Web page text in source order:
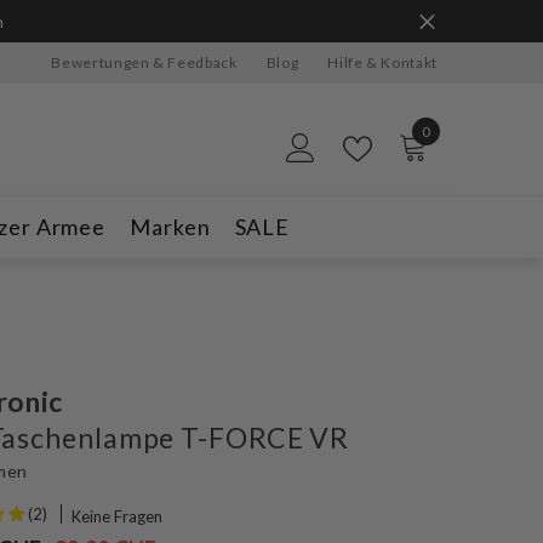
Bewertungen & Feedback Blog Hilfe & Kontakt
0
0
Armee Marken SALE
T-FORCE VR
(2) Keine Fragen